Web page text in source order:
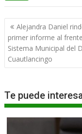
Navegación
de
entradas
Alejandra Daniel
primer informe al
Sistema Municipal del
Cuautlancingo
Te puede